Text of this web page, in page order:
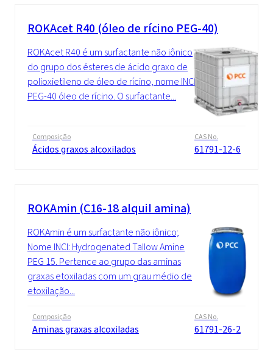
ROKAcet R40 (óleo de rícino PEG-40)
ROKAcet R40 é um surfactante não iônico
do grupo dos ésteres de ácido graxo de
polioxietileno de óleo de rícino, nome INCI:
PEG-40 óleo de rícino. O surfactante...
Composição
Ácidos graxos alcoxilados
CAS No.
61791-12-6
ROKAmin (C16-18 alquil amina)
ROKAmin é um surfactante não iônico;
Nome INCI: Hydrogenated Tallow Amine
PEG 15. Pertence ao grupo das aminas
graxas etoxiladas com um grau médio de
etoxilação...
Composição
Aminas graxas alcoxiladas
CAS No.
61791-26-2